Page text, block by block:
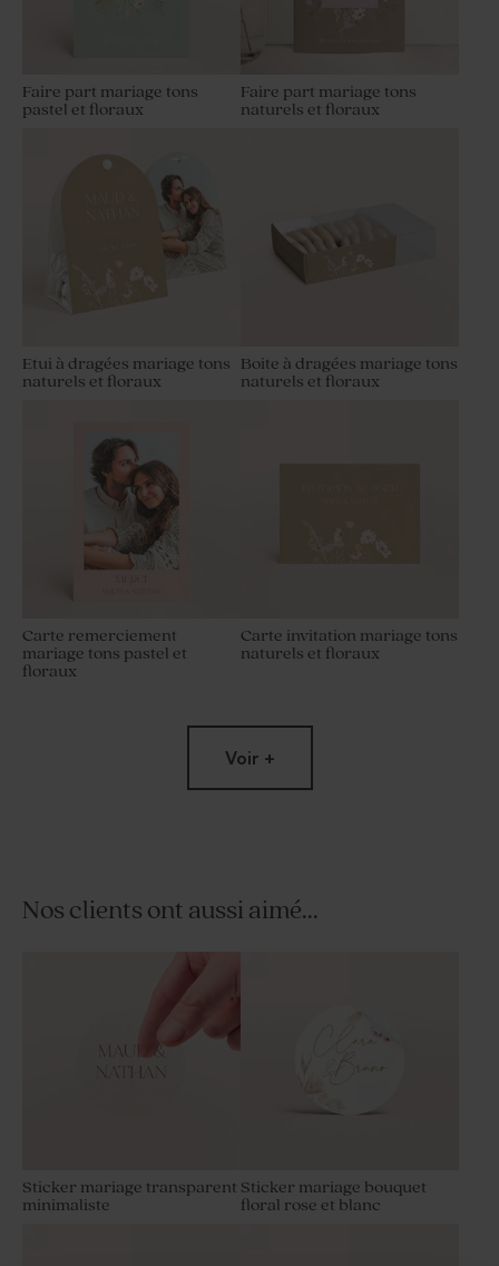
Faire part mariage tons
pastel et floraux
Faire part mariage tons
naturels et floraux
Etui à dragées mariage tons
naturels et floraux
Boite à dragées mariage tons
naturels et floraux
Carte remerciement
mariage tons pastel et
floraux
Carte invitation mariage tons
naturels et floraux
Etiquette mariage tons
Voir +
Nos clients ont aussi aimé...
Sticker mariage transparent
minimaliste
Sticker mariage bouquet
floral rose et blanc